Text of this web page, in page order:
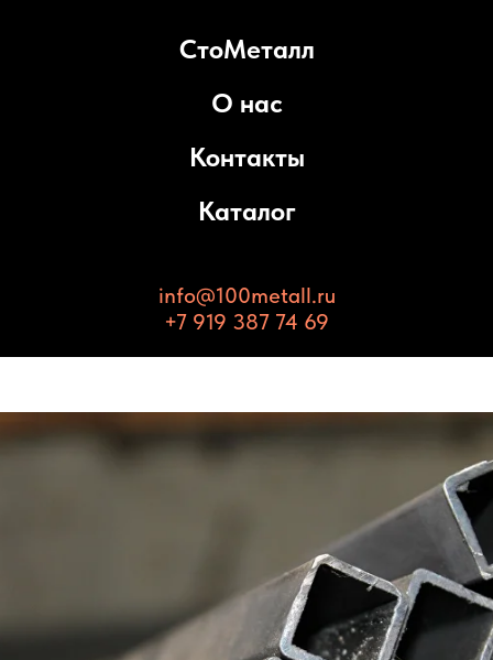
СтоМеталл
О нас
Контакты
Каталог
info@100metall.ru
+7 919 387 74 69